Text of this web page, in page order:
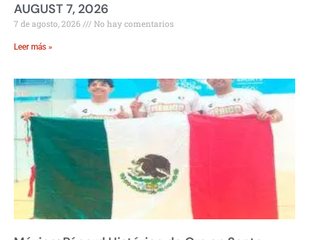
AUGUST 7, 2026
7 de agosto, 2026 No hay comentarios
Leer más »